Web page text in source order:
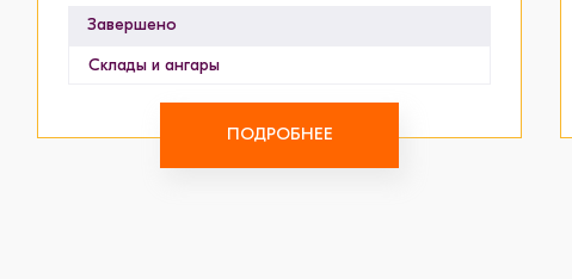
Завершено
Склады и ангары
ПОДРОБНЕЕ